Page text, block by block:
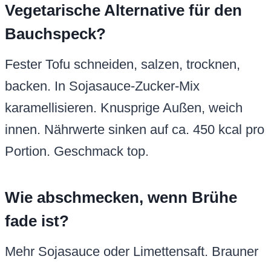
Vegetarische Alternative für den
Bauchspeck?
Fester Tofu schneiden, salzen, trocknen,
backen. In Sojasauce-Zucker-Mix
karamellisieren. Knusprige Außen, weich
innen. Nährwerte sinken auf ca. 450 kcal pro
Portion. Geschmack top.
Wie abschmecken, wenn Brühe
fade ist?
Mehr Sojasauce oder Limettensaft. Brauner